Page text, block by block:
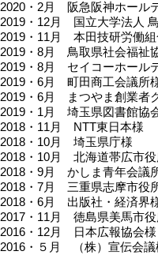
2020・2月 阪急阪神ホール
2019・12月 国立大学法人
2019・11月 本田技研労働組
2019・8月 鳥取県社会福祉
2019・8月 セイコーホール
2019・6月 町田商工会議所
2019・6月 まつやま創業者
2019・1月 埼玉県図書館協
2018・11月 NTT東日本様
2018・10月 埼玉県庁様
2018・10月 北海道帯広市役
2018・9月 かしま青年会議
2018・7月 三重県志摩市役
2018・6月 出版社・経済界
2017・11月 徳島県美馬市役
2016・12月 日本広報協会様
2016・５月 （株）宣伝会議